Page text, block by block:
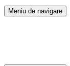
Meniu de navigare